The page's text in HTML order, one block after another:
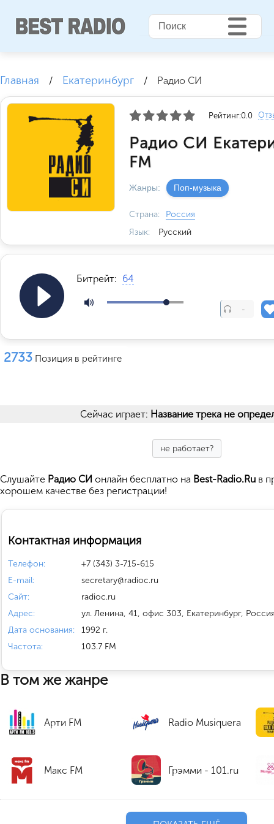
Главная / Екатеринбург / Радио СИ
Рейтинг:0.0
Радио СИ
FM
Жанры: Поп-музыка
Страна:
Россия
Язык:
Русский
Битрейт: 64
-
2733 Позиция в рейтинге
Сейчас играет: Название трека не
не работает?
Cлушайте Радио СИ онлайн бесплатно на Best-Radio.Ru в
хорошем качестве без регистрации!
Контактная информация
Телефон:
+7 (343) 3-715-615
E-mail:
secretary@radioc.ru
Сайт:
radioc.ru
Адрес:
ул. Ленина, 41, офис 303, Екатеринбург,
Дата основания:
1992 г.
Частота:
103.7 FM
В том же жанре
Арти FM Radio Musiquera
Макс FM Грэмми - 101.ru